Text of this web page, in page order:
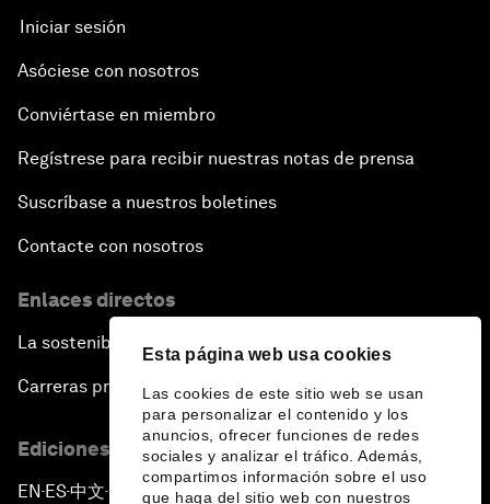
Esta página web usa cookies
Las cookies de este sitio web se usan
para personalizar el contenido y los
anuncios, ofrecer funciones de redes
sociales y analizar el tráfico. Además,
compartimos información sobre el uso
que haga del sitio web con nuestros
Iniciar sesión
Asóciese con nosotros
Conviértase en miembro
Regístrese para recibir nuestras notas de prensa
Suscríbase a nuestros boletines
Contacte con nosotros
Enlaces directos
La sostenibilidad en el Foro
Carreras profesionales
Ediciones en otros idiomas
EN ▪ ES▪中文▪ 日本語